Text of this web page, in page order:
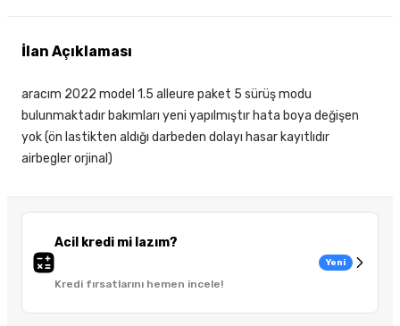
Acil kredi mi lazım?
Kredi fırsatlarını hemen incele!
Yeni
İlan Açıklaması
aracım 2022 model 1.5 alleure paket 5 sürüş modu
bulunmaktadır bakımları yeni yapılmıştır hata boya değişen
yok (ön lastikten aldığı darbeden dolayı hasar kayıtlıdır
airbegler orjinal)